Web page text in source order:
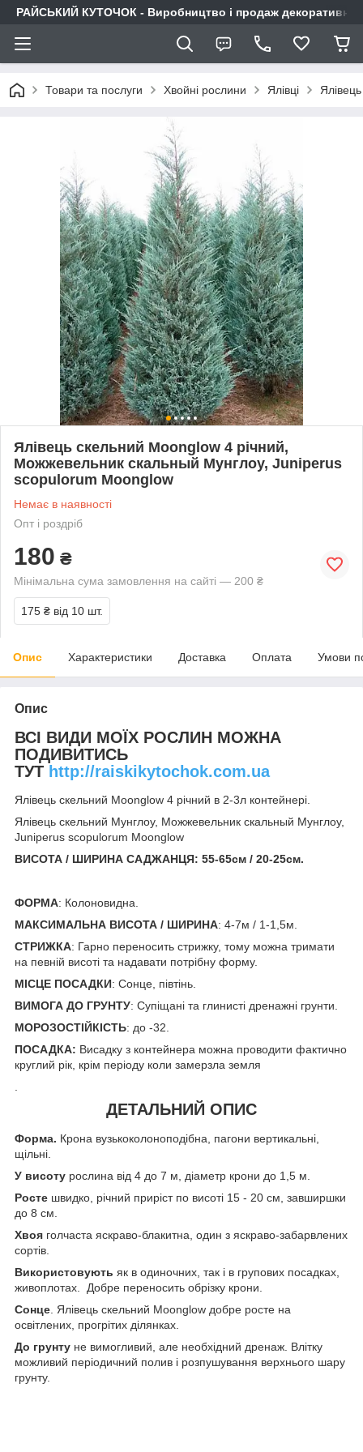
РАЙСЬКИЙ КУТОЧОК - Виробництво і продаж декоративних
Товари та послуги Хвойні рослини Ялівці
Ялівець скельний Moonglow 4 річний,
Можжевельник скальный Мунглоу, Juniperus
scopulorum Moonglow
Немає в наявності
Опт і роздріб
180 ₴
Мінімальна сума замовлення на сайті — 200 ₴
175 ₴ від 10 шт.
Опис Характеристики Доставка Оплата Умови
Опис
ВСІ ВИДИ МОЇХ РОСЛИН МОЖНА
ПОДИВИТИСЬ
ТУТ http://raiskikytochok.com.ua
Ялівець скельний Moonglow 4 річний в 2-3л контейнері.
Ялівець скельний Мунглоу, Можжевельник скальный Мунглоу,
Juniperus scopulorum Moonglow
ВИСОТА / ШИРИНА САДЖАНЦЯ: 55-65см / 20-25см.
ФОРМА: Колоновидна.
МАКСИМАЛЬНА ВИСОТА / ШИРИНА: 4-7м / 1-1,5м.
СТРИЖКА: Гарно переносить стрижку, тому можна тримати
на певній висоті та надавати потрібну форму.
МІСЦЕ ПОСАДКИ: Сонце, півтінь.
ВИМОГА ДО ГРУНТУ: Супіщані та глинисті дренажні грунти.
МОРОЗОСТІЙКІСТЬ: до -32.
ПОСАДКА: Висадку з контейнера можна проводити фактично
круглий рік, крім періоду коли замерзла земля
.
ДЕТАЛЬНИЙ ОПИС
Форма. Крона вузькоколоноподібна, пагони вертикальні,
щільні.
У висоту рослина від 4 до 7 м, діаметр крони до 1,5 м.
Росте швидко, річний приріст по висоті 15 - 20 см, завширшки
до 8 см.
Хвоя голчаста яскраво-блакитна, один з яскраво-забарвлених
сортів.
Використовують як в одиночних, так і в групових посадках,
живоплотах. Добре переносить обрізку крони.
Сонце . Ялівець скельний Moonglow добре росте на
освітлених, прогрітих ділянках.
До грунту не вимогливий, але необхідний дренаж. Влітку
можливий періодичний полив і розпушування верхнього шару
грунту.